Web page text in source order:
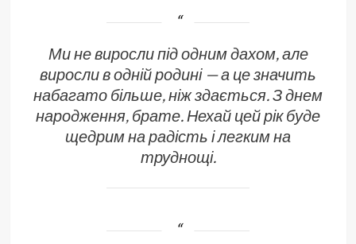
Ми не виросли під одним дахом, але
виросли в одній родині — а це значить
набагато більше, ніж здається. З днем
народження, брате. Нехай цей рік буде
щедрим на радість і легким на
труднощі.